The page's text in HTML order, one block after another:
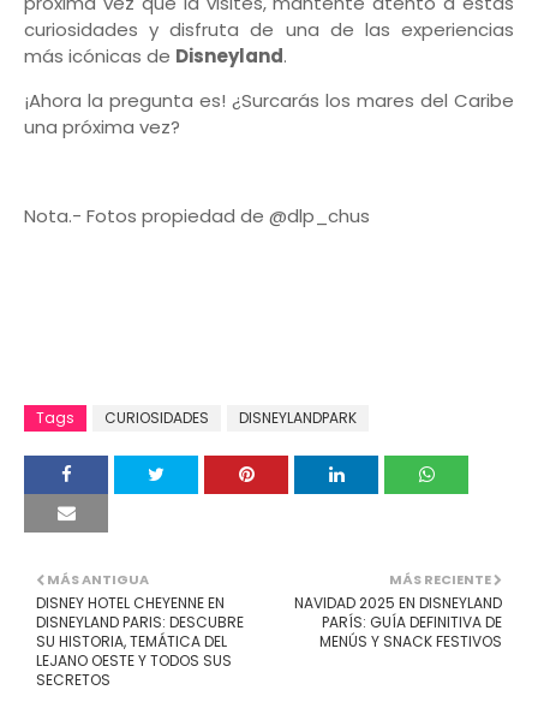
curiosidades y disfruta de una de las experiencias
más icónicas de Disneyland.
¡Ahora la pregunta es! ¿Surcarás los mares del Caribe
una próxima vez?
Nota.- Fotos propiedad de @dlp_chus
Tags CURIOSIDADES DISNEYLANDPARK
MÁS RECIENTE
NAVIDAD 2025 EN DISNEYLAND
PARÍS: GUÍA DEFINITIVA DE
MENÚS Y SNACK FESTIVOS
MÁS ANTIGUA
DISNEY HOTEL CHEYENNE EN
DISNEYLAND PARIS: DESCUBRE
SU HISTORIA, TEMÁTICA DEL
LEJANO OESTE Y TODOS SUS
SECRETOS